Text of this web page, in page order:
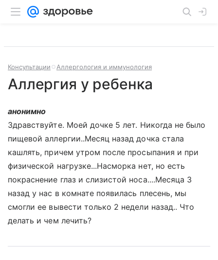
Консультации Аллергология и иммунология
Аллергия у ребенка
анонимно
Здравствуйте. Моей дочке 5 лет. Никогда не было
пищевой аллергии..Месяц назад дочка стала
кашлять, причем утром после просыпания и при
физической нагрузке...Насморка нет, но есть
покраснение глаз и слизистой носа....Месяца 3
назад у нас в комнате появилась плесень, мы
смогли ее вывести только 2 недели назад.. Что
делать и чем лечить?